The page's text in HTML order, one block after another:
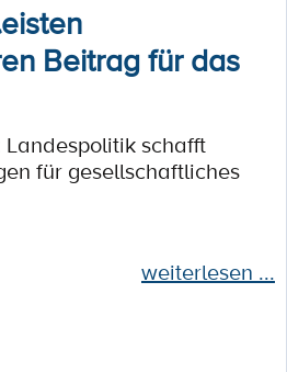
Beitrag für das
schafft
für gesellschaftliches
weiterlesen ...